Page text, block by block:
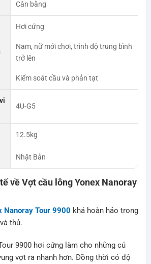
Cân bằng
Hơi cứng
Nam, nữ mới chơi, trình độ trung bình
trở lên
Kiểm soát cầu và phản tạt
4U-G5
12.5kg
Nhật Bản
về Vợt cầu lôngYonex Nanoray
Nanoray Tour 9900 khá hoàn hảo trong
thủ.
9900 hơi cứng làm cho những cú
vợt ra nhanh hơn. Đồng thời có độ